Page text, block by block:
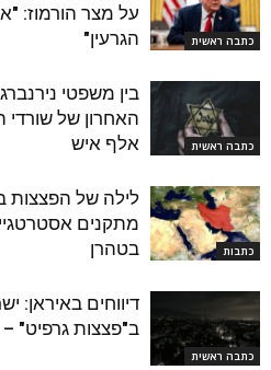
כתבה ראשית
על מצר הורמוז:
הגרעין"
כתבה ראשית
בין משפטי
אלף איש
כתבות
לילה של הפצצות
מתקנים
בטהרן
כתבה ראשית
דיווחים באיראן:
ב"פצצות גרפיט"